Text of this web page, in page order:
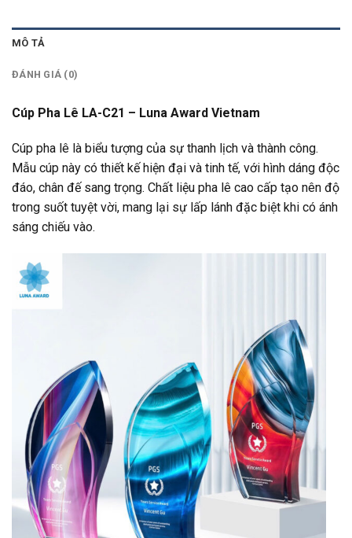
MÔ TẢ
ĐÁNH GIÁ (0)
Cúp Pha Lê LA-C21 – Luna Award Vietnam
Cúp pha lê là biểu tượng của sự thanh lịch và thành công.
Mẫu cúp này có thiết kế hiện đại và tinh tế, với hình dáng độc
đáo, chân đế sang trọng. Chất liệu pha lê cao cấp tạo nên độ
trong suốt tuyệt vời, mang lại sự lấp lánh đặc biệt khi có ánh
sáng chiếu vào.